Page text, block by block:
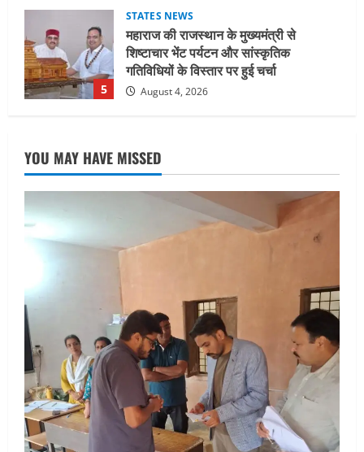
1
UTTARAKHAND NEWS
जिलाधिकारी/जिला निर्वाचन अधिकारी ने
सहसपुर विधानसभा क्षेत्र के पोलिंग बूथों का
निरीक्षण कर एसआईआर आपत्ति निस्तारण
शिविर की व्यवस्थाओं का लिया जायजा
तीलू रौतेली पुरस्कार के लिए 13 वीरांगनाओं का
चयन : रेखा आर्या
August 6, 2026
3
UTTARAKHAND NEWS
मिस उत्तराखंड 2026 के सब-कॉन्टेस्ट ‘मिस
August 5, 2026
4
UTTARAKHAND NEWS
एमआईटी वर्ल्ड पीस यूनिवर्सिटी और जर्मनी के
बीएसबीआई के बीच समझौता; भारतीय छात्रों
को मिलेंगे वैश्विक अवसर
August 5, 2026
STATES NEWS
YOU MAY HAVE MISSED